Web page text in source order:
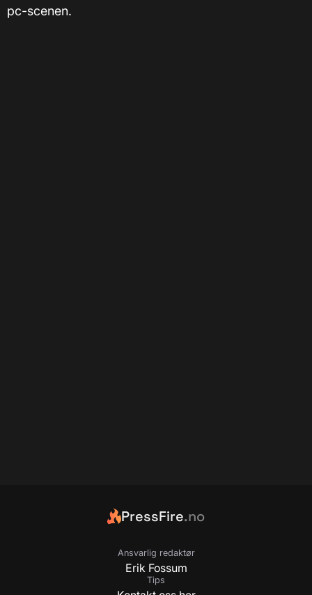
pc-scenen.
PressFire.no
Ansvarlig redaktør
Erik Fossum
Tips